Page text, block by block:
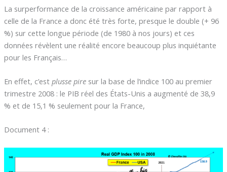
La surperformance de la croissance américaine par rapport à
celle de la France a donc été très forte, presque le double (+ 96
%) sur cette longue période (de 1980 à nos jours) et ces
données révèlent une réalité encore beaucoup plus inquiétante
pour les Français…
En effet, c’est plusse piresur la base de l’indice 100 au premier
trimestre 2008 : le PIB réel des États-Unis a augmenté de 38,9
% et de 15,1 % seulement pour la France,
Document 4 :